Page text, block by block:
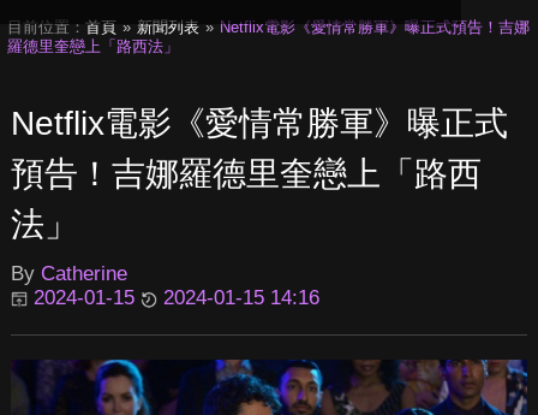
目前位置： 首頁 新聞列表
Netflix電影《愛情常勝軍》曝正式預告！吉娜
羅德里奎戀上「路西法」
Netflix電影《愛情常勝軍》曝正式
預告！吉娜羅德里奎戀上「路西
法」
By Catherine
2024-01-15
2024-01-15 14:16